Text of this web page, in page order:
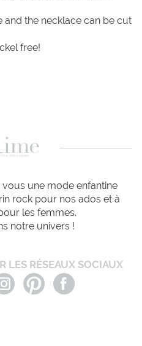
and the necklace can be cut
free!
une mode enfantine
rock pour nos ados et à
les femmes.
notre univers !
LES RÉSEAUX SOCIAUX